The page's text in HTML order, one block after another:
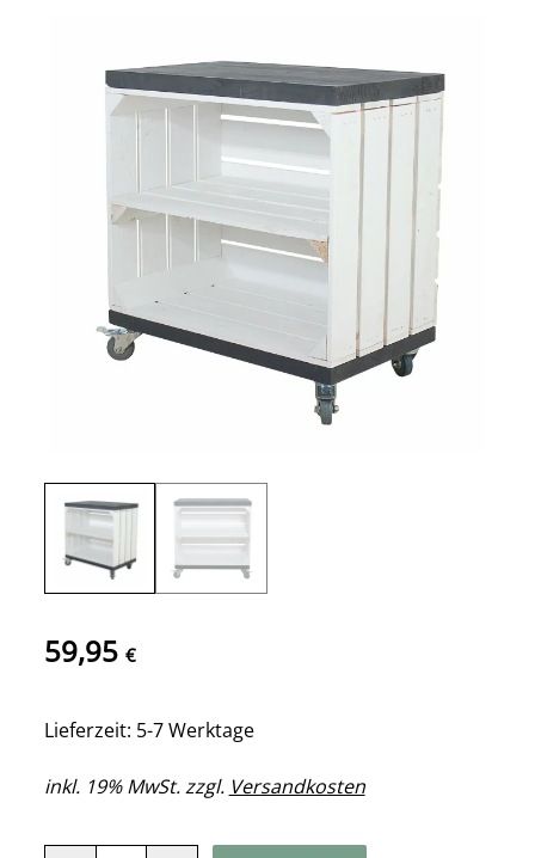
59,95 €
Lieferzeit: 5-7 Werktage
inkl. 19% MwSt. zzgl. Versandkosten